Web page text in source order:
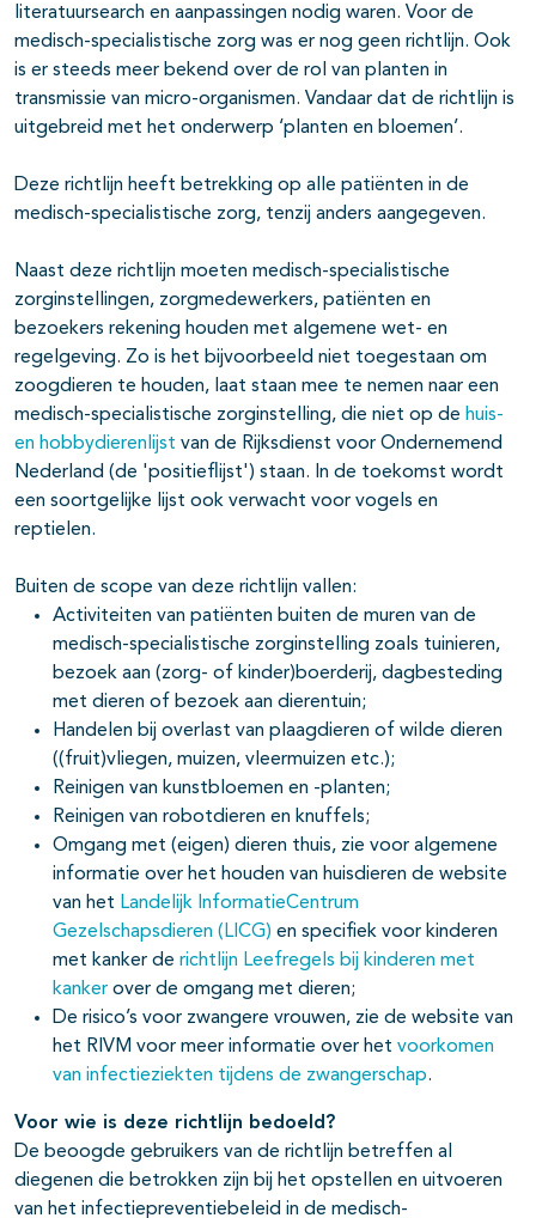
literatuursearch en aanpassingen nodig waren. Voor de
medisch-specialistische zorg was er nog geen richtlijn. Ook
is er steeds meer bekend over de rol van planten in
transmissie van micro-organismen. Vandaar dat de richtlijn is
uitgebreid met het onderwerp ‘planten en bloemen’.
Deze richtlijn heeft betrekking op alle patiënten in de
medisch-specialistische zorg, tenzij anders aangegeven.
Naast deze richtlijn moeten medisch-specialistische
zorginstellingen, zorgmedewerkers, patiënten en
bezoekers rekening houden met algemene wet- en
regelgeving. Zo is het bijvoorbeeld niet toegestaan om
zoogdieren te houden, laat staan mee te nemen naar een
medisch-specialistische zorginstelling, die niet op de huis-
en hobbydierenlijst van de Rijksdienst voor Ondernemend
Nederland (de 'positieflijst') staan. In de toekomst wordt
een soortgelijke lijst ook verwacht voor vogels en
reptielen.
Buiten de scope van deze richtlijn vallen:
Activiteiten van patiënten buiten de muren van de
medisch-specialistische zorginstelling zoals tuinieren,
bezoek aan (zorg- of kinder)boerderij, dagbesteding
met dieren of bezoek aan dierentuin;
Handelen bij overlast van plaagdieren of wilde dieren
((fruit)vliegen, muizen, vleermuizen etc.);
Reinigen van kunstbloemen en -planten;
Reinigen van robotdieren en knuffels;
Omgang met (eigen) dieren thuis, zie voor algemene
informatie over het houden van huisdieren de website
van het Landelijk InformatieCentrum
Gezelschapsdieren (LICG) en specifiek voor kinderen
met kanker de richtlijn Leefregels bij kinderen met
kanker over de omgang met dieren;
De risico’s voor zwangere vrouwen, zie de website van
het RIVM voor meer informatie over het voorkomen
van infectieziekten tijdens de zwangerschap.
Voor wie is deze richtlijn bedoeld?
De beoogde gebruikers van de richtlijn betreffen al
diegenen die betrokken zijn bij het opstellen en uitvoeren
van het infectiepreventiebeleid in de medisch-